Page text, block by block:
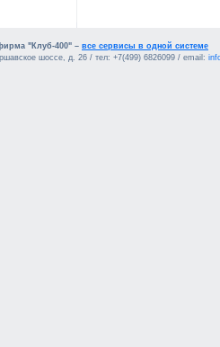
"Клуб-400" – все сервисы в одной системе
шоссе, д. 26 / тел: +7(499) 6826099 / email: